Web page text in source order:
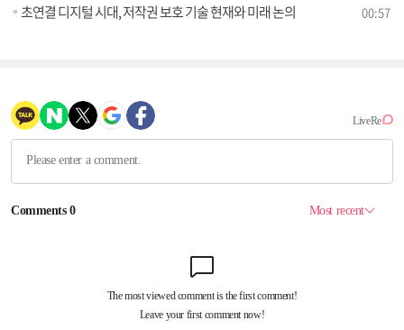
초연결 디지털 시대, 저작권 보호 기술 현재와 미래 논의 00:57